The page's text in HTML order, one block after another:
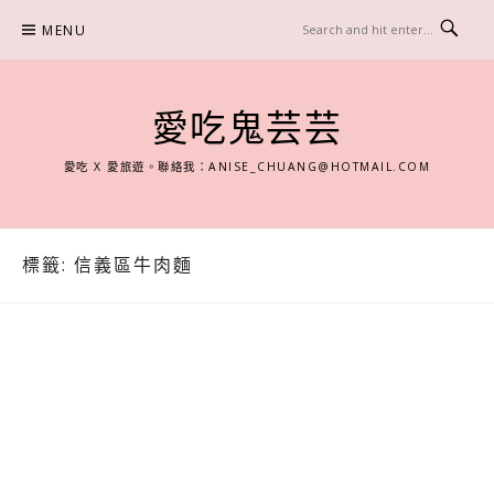
content
MENU
愛吃鬼芸芸
愛吃 X 愛旅遊。聯絡我：ANISE_CHUANG@HOTMAIL.COM
標籤: 信義區牛肉麵